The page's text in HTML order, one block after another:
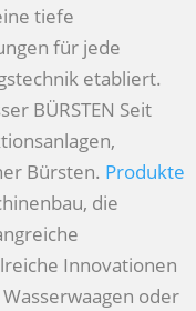
tiefe
für jede
etabliert.
BÜRSTEN Seit
Bürsten. Produkte
die
Innovationen
oder